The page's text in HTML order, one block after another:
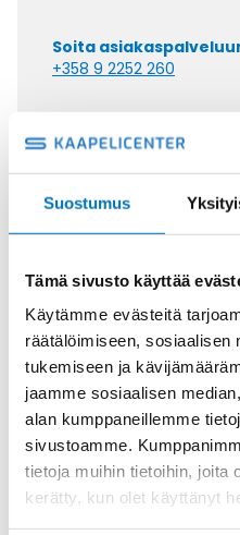
Suostumus
Tämä sivusto käyttää
Käytämme evästeitä
räätälöimiseen, sosiaalisen
tukemiseen ja
jaamme sosiaalisen
alan kumppaneillemme
sivustoamme.
tietoja muihin tietoihin, joita
kerätty, kun olet käyttänyt
Soita
+358 9 2252 260
myynti@kaapelicenter.fi
Saman kaapelin eri versiot
Johdin
MUSTA/
Johdin